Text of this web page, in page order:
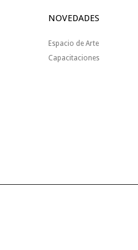
NOVEDADES
Espacio de Arte
Capacitaciones